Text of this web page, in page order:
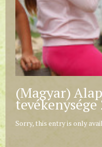
(Magyar)
Sorry, this entry is only